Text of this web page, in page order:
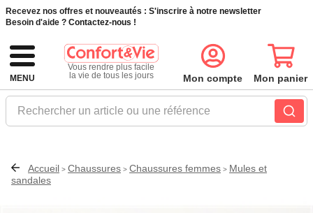
Recevez nos offres et nouveautés : S'inscrire à notre newsletter
Besoin d'aide ? Contactez-nous !
MENU
Vous rendre plus facile
la vie de tous les jours
Rechercher un article ou une référence
Mon compte Mon panier
Accueil > Chaussures > Chaussures femmes > Mules et
sandales